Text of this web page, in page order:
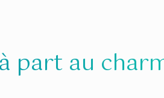
part au